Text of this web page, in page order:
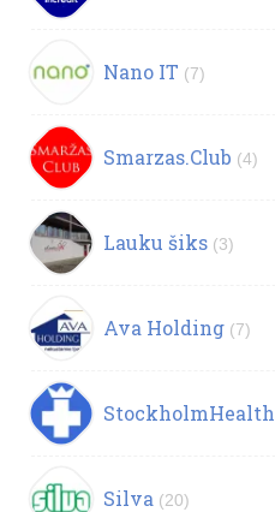
Nano IT (7)
Smarzas.Club (4)
Lauku šiks (3)
Ava Holding (7)
StockholmHealth
Silva (20)